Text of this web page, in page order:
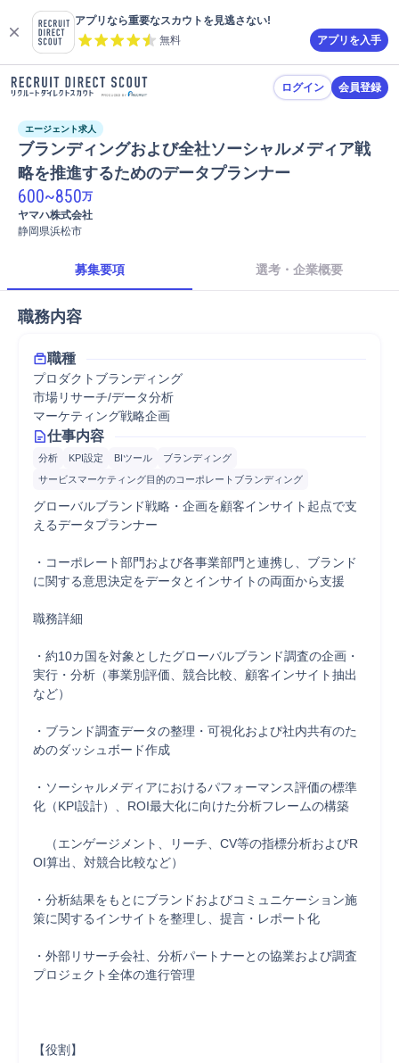
アプリなら重要なスカウトを見逃さない!
無料
アプリを入手
ログイン 会員登録
エージェント求人
ブランディングおよび全社ソーシャルメディア戦
略を推進するためのデータプランナー
600~850万
ヤマハ株式会社
静岡県浜松市
募集要項 選考・企業概要
職務内容
職種
プロダクトブランディング
市場リサーチ/データ分析
マーケティング戦略企画
仕事内容
分析 KPI設定 BIツール
ブランディング
サービスマーケティング目的のコーポレートブランディング
グローバルブランド戦略・企画を顧客インサイト起点で支
えるデータプランナー
・コーポレート部門および各事業部門と連携し、ブランド
に関する意思決定をデータとインサイトの両面から支援
職務詳細
・約10カ国を対象としたグローバルブランド調査の企画・
実行・分析（事業別評価、競合比較、顧客インサイト抽出
など）
・ブランド調査データの整理・可視化および社内共有のた
めのダッシュボード作成
・ソーシャルメディアにおけるパフォーマンス評価の標準
化（KPI設計）、ROI最大化に向けた分析フレームの構築
（エンゲージメント、リーチ、CV等の指標分析およびR
OI算出、対競合比較など）
・分析結果をもとにブランドおよびコミュニケーション施
策に関するインサイトを整理し、提言・レポート化
・外部リサーチ会社、分析パートナーとの協業および調査
プロジェクト全体の進行管理
【役割】